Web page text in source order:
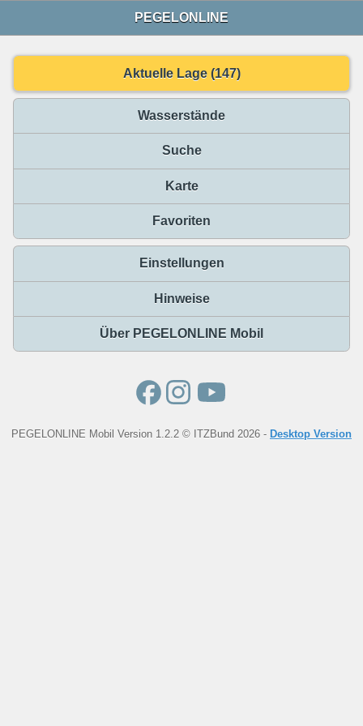
PEGELONLINE
Aktuelle Lage (147)
Wasserstände
Suche
Karte
Favoriten
Einstellungen
Hinweise
Über PEGELONLINE Mobil
PEGELONLINE Mobil Version 1.2.2 © ITZBund 2026 - Desktop Version